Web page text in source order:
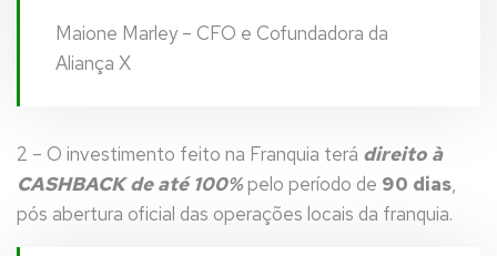
Maione Marley – CFO e Cofundadora da
Aliança X
2 – O investimento feito na Franquia terá direito à
CASHBACK de até 100%pelo período de 90 dias,
pós abertura oficial das operações locais da franquia.